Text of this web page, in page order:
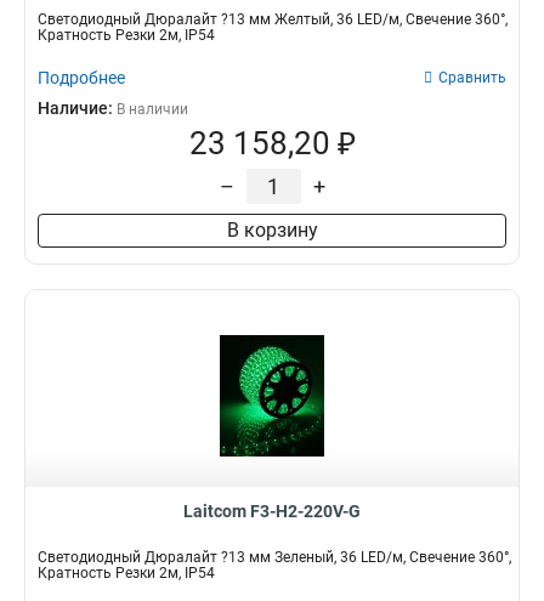
Светодиодный Дюралайт ?13 мм Желтый, 36 LED/м, Свечение 360°,
Кратность Резки 2м, IP54
Подробнее Сравнить
Наличие: В наличии
23 158,20 ₽
– +
В корзину
Laitcom F3-H2-220V-G
Светодиодный Дюралайт ?13 мм Зеленый, 36 LED/м, Свечение 360°,
Кратность Резки 2м, IP54